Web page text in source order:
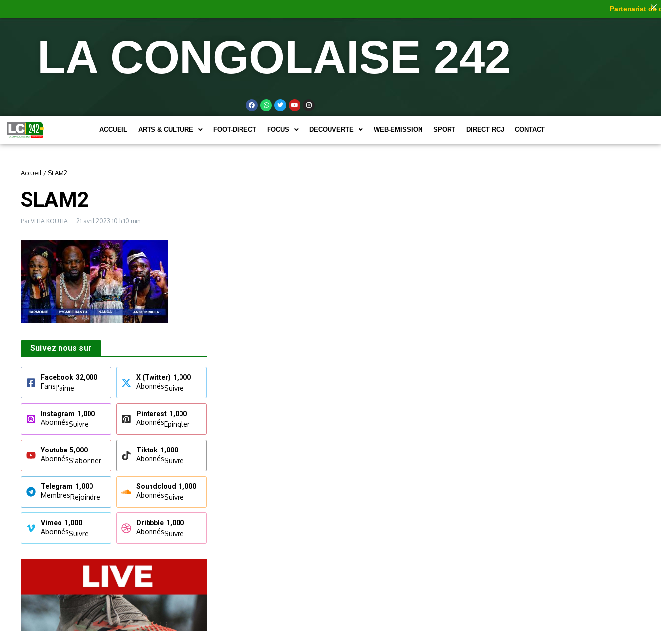
LA CONGOLAISE 242
ACCUEIL ARTS & CULTURE FOOT-DIRECT FOCUS DECOUVERTE WEB-EMISSION SPORT DIRECT RCJ CONTACT
Accueil / SLAM2
SLAM2
ParVITIA KOUTIA 21 avril 2023 10 h 10 min
Suivez nous sur
Facebook 32,000
FansJ'aime
X (Twitter) 1,000
AbonnésSuivre
Instagram 1,000
AbonnésSuivre
Pinterest 1,000
AbonnésEpingler
Youtube 5,000
AbonnésS'abonner
Tiktok 1,000
AbonnésSuivre
Telegram 1,000
MembresRejoindre
Soundcloud 1,000
AbonnésSuivre
Vimeo 1,000
AbonnésSuivre
Dribbble 1,000
AbonnésSuivre
Partenariat de